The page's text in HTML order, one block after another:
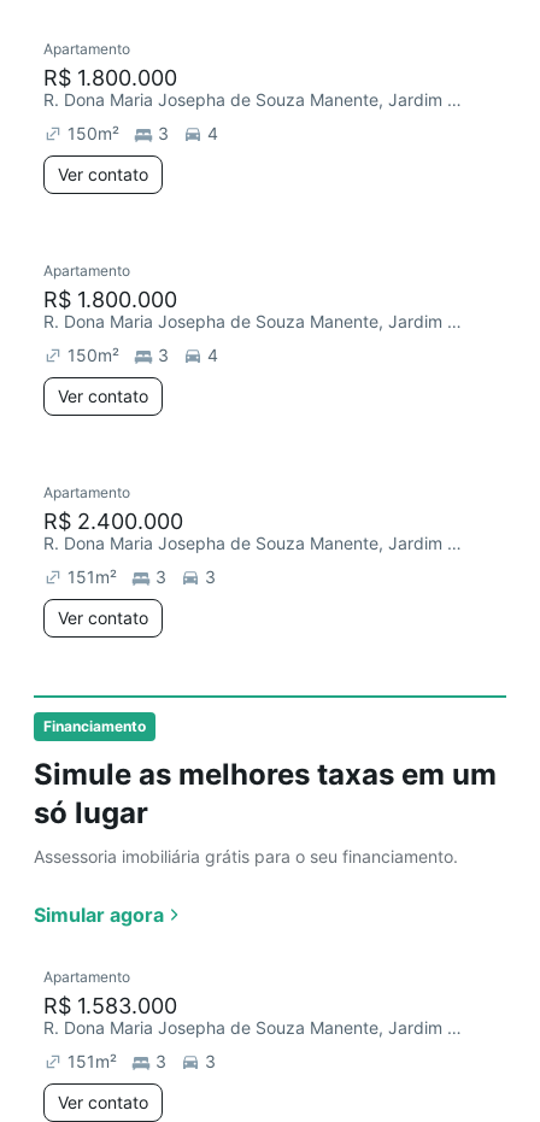
Financiamento
Simule as melhores taxas em um
só lugar
Assessoria imobiliária grátis para o seu financiamento.
Simular agora
Apartamento
R$ 1.800.000
R. Dona Maria Josepha de Souza Manente, Jardim Faculdade
150m² 3
4
Ver contato
Apartamento
R$ 1.800.000
R. Dona Maria Josepha de Souza Manente, Jardim Faculdade
150m² 3
4
Ver contato
Apartamento
R$ 2.400.000
R. Dona Maria Josepha de Souza Manente, Jardim Faculdade
151m² 3
3
Ver contato
Apartamento
R$ 1.583.000
R. Dona Maria Josepha de Souza Manente, Jardim Faculdade
151m² 3
3
Ver contato